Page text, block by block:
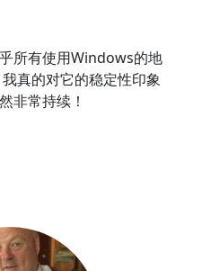
所有使用Windows的地
真的对它的稳定性印象
非常持续！